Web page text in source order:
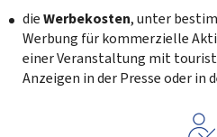
dieWerbekosten, unter
Werbung für kommerzielle
einer Veranstaltung mit
Anzeigen in der Presse oder in